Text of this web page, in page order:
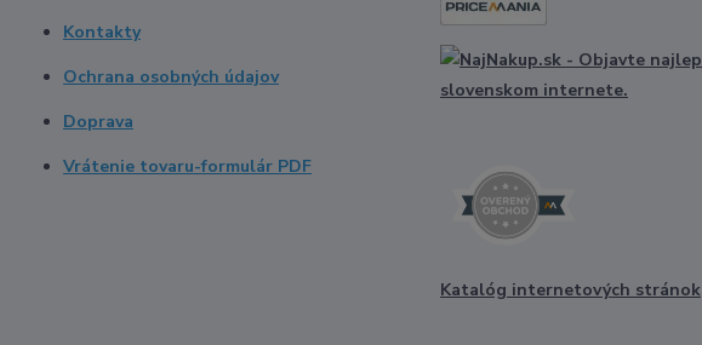
Kontakty
Ochrana osobných údajov
Doprava
Vrátenie tovaru-formulár PDF
Katalóg internetových stránok